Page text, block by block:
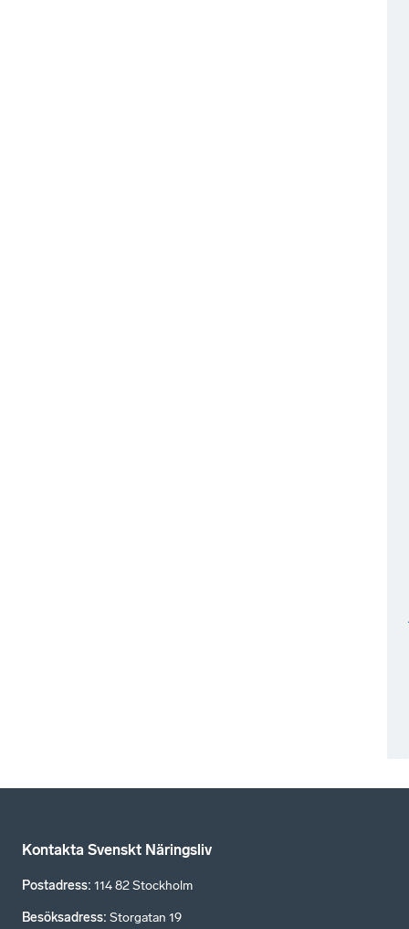
Kontakta Svenskt Näringsliv
Postadress: 114 82 Stockholm
Besöksadress: Storgatan 19